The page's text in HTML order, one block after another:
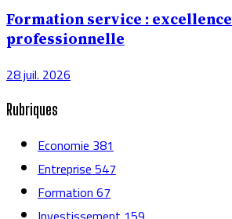
Formation service : excellence
professionnelle
28 juil. 2026
Rubriques
Economie381
Entreprise547
Formation67